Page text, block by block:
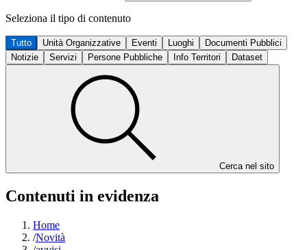
Seleziona il tipo di contenuto
Tutto Unità Organizzative Eventi Luoghi
Documenti Pubblici
Notizie
Servizi Persone Pubbliche Info Territori Dataset
Cerca nel sito
Contenuti in evidenza
Home
/Novità